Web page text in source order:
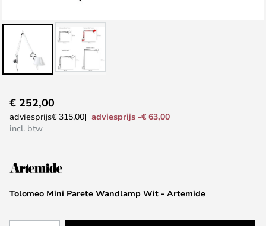
naar
het
de
gallerij
Tolomeo Mini Parete Wandlamp Wit - Artemide
€ 252,00
adviesprijs€ 315,00
adviesprijs -€ 63,00
incl. btw